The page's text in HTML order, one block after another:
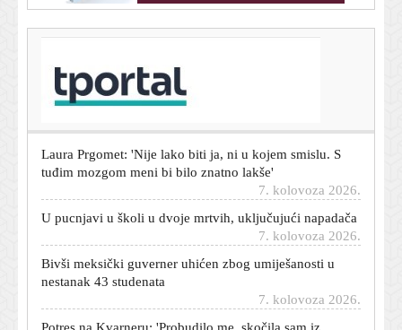
Evo što je Žalgirisov trener poručio nakon visokog
poraza od Hajduka
tuđim mozgom meni bi bilo znatno lakše'
7. kolovoza 2026.
U pucnjavi u školi u dvoje mrtvih, uključujući napadača
7. kolovoza 2026.
Bivši meksički guverner uhićen zbog umiješanosti u
nestanak 43 studenata
Potres na Kvarneru: 'Probudilo me, skočila sam iz